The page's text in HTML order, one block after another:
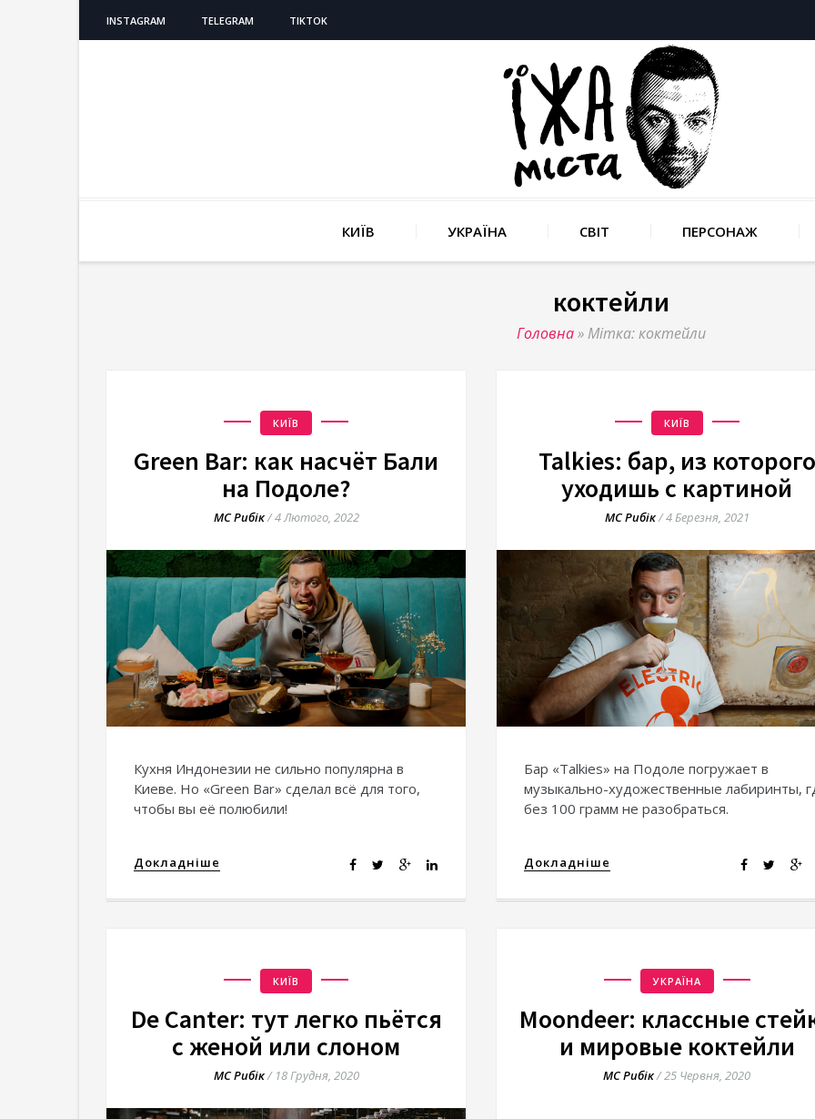
INSTAGRAM TELEGRAM TIKTOK
КИЇВ УКРАЇНА СВІТ ПЕРСОНАЖ
коктейли
Головна» Мітка: коктейли
КИЇВ
Green Bar: как насчёт Бали
на Подоле?
МС Рибік/4 Лютого, 2022
Кухня Индонезии не сильно популярна в
Киеве. Но «Green Bar» сделал всё для того,
чтобы вы её полюбили!
Докладніше
КИЇВ
Talkies: бар, из которого
уходишь с картиной
МС Рибік/4 Березня, 2021
Бар «Talkies» на Подоле погружает в
музыкально-художественные лабиринты,
без 100 грамм не разобраться.
Докладніше
КИЇВ
De Canter: тут легко пьётся
с женой или слоном
МС Рибік/ 18 Грудня, 2020
УКРАЇНА
Moondeer: классные
и мировые коктейли
МС Рибік/25 Червня, 2020